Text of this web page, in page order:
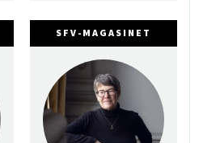
SFV-MAGASINET